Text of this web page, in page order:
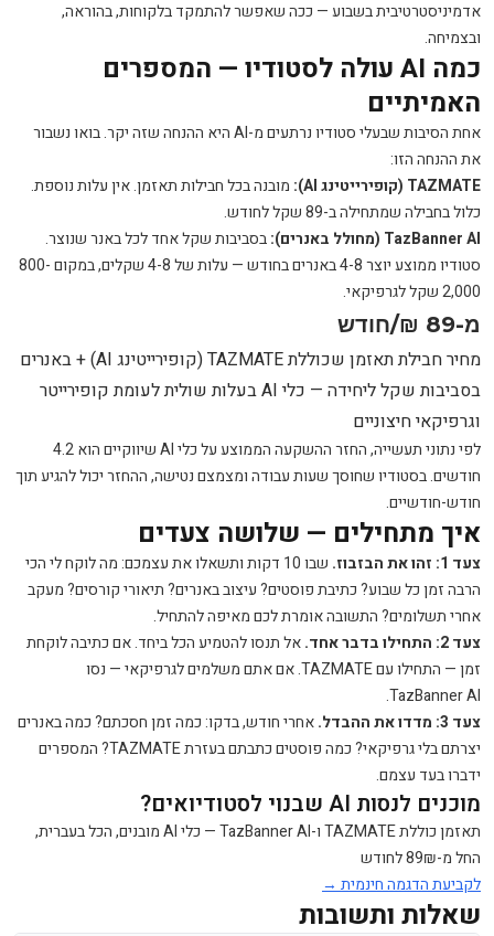
אדמיניסטרטיבית בשבוע — ככה שאפשר להתמקד בלקוחות, בהוראה,
ובצמיחה.
כמה AI עולה לסטודיו — המספרים
האמיתיים
אחת הסיבות שבעלי סטודיו נרתעים מ-AI היא ההנחה שזה יקר. בואו נשבור
את ההנחה הזו:
TAZMATE (קופירייטינג AI):
מובנה בכל חבילות תאזמן. אין עלות נוספת.
כלול בחבילה שמתחילה ב-89 שקל לחודש.
TazBanner AI (מחולל באנרים):
בסביבות שקל אחד לכל באנר שנוצר.
סטודיו ממוצע יוצר 4-8 באנרים בחודש — עלות של 4-8 שקלים, במקום 800-
2,000 שקל לגרפיקאי.
מ-89 ₪/חודש
מחיר חבילת תאזמן שכוללת TAZMATE (קופירייטינג AI) + באנרים
בסביבות שקל ליחידה — כלי AI בעלות שולית לעומת קופירייטר
וגרפיקאי חיצוניים
לפי נתוני תעשייה, החזר ההשקעה הממוצע על כלי AI שיווקיים הוא 4.2
חודשים. בסטודיו שחוסך שעות עבודה ומצמצם נטישה, ההחזר יכול להגיע תוך
חודש-חודשיים.
איך מתחילים — שלושה צעדים
צעד 1: זהו את הבזבוז.
שבו 10 דקות ותשאלו את עצמכם: מה לוקח לי הכי
הרבה זמן כל שבוע? כתיבת פוסטים? עיצוב באנרים? תיאורי קורסים? מעקב
אחרי תשלומים? התשובה אומרת לכם מאיפה להתחיל.
צעד 2: התחילו בדבר אחד.
אל תנסו להטמיע הכל ביחד. אם כתיבה לוקחת
זמן — התחילו עם TAZMATE. אם אתם משלמים לגרפיקאי — נסו
TazBanner AI.
צעד 3: מדדו את ההבדל.
אחרי חודש, בדקו: כמה זמן חסכתם? כמה באנרים
יצרתם בלי גרפיקאי? כמה פוסטים כתבתם בעזרת TAZMATE? המספרים
ידברו בעד עצמם.
מוכנים לנסות AI שבנוי לסטודיואים?
תאזמן כוללת TAZMATE ו-TazBanner AI — כלי AI מובנים, הכל בעברית,
החל מ-89₪ לחודש
לקביעת הדגמה חינמית →
שאלות ותשובות